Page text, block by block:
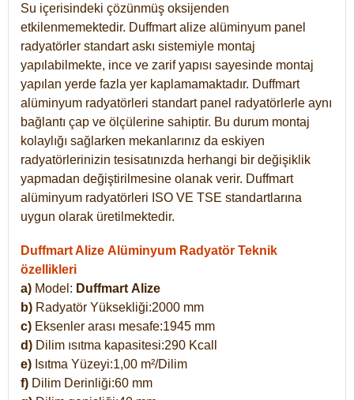
Su içerisindeki çözünmüş oksijenden
etkilenmemektedir. Duffmart alize alüminyum panel
radyatörler standart askı sistemiyle montaj
yapılabilmekte, ince ve zarif yapısı sayesinde montaj
yapılan yerde fazla yer kaplamamaktadır. Duffmart
alüminyum radyatörleri standart panel radyatörlerle aynı
bağlantı çap ve ölçülerine sahiptir. Bu durum montaj
kolaylığı sağlarken mekanlarınız da eskiyen
radyatörlerinizin tesisatınızda herhangi bir değişiklik
yapmadan değiştirilmesine olanak verir. Duffmart
alüminyum radyatörleri ISO VE TSE standartlarına
uygun olarak üretilmektedir.
Duffmart Alize Alüminyum Radyatör Teknik
özellikleri
a) Model: Duffmart Alize
b) Radyatör Yüksekliği:2000 mm
c) Eksenler arası mesafe:1945 mm
d) Dilim ısıtma kapasitesi:290 Kcall
e) Isıtma Yüzeyi:1,00 m²/Dilim
f) Dilim Derinliği:60 mm